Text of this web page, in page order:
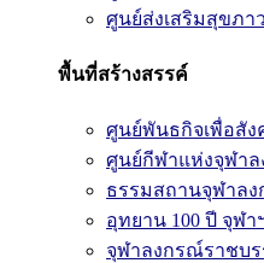
ศูนย์ส่งเสริมสุขภา
พื้นที่สร้างสรรค์
ศูนย์พันธกิจเพื่อสัง
ศูนย์กีฬาแห่งจุฬา
ธรรมสถานจุฬาล
อุทยาน 100 ปี จุฬา
จุฬาลงกรณ์ราชบ